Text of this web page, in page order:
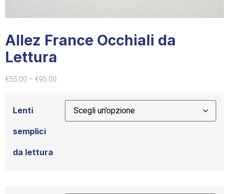
Allez France Occhiali da
Lettura
€55.00–€95.00
Lenti
semplici
da lettura